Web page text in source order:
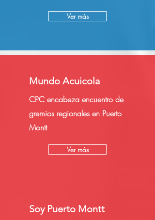
Ver más
Mundo Acuicola
CPC encabeza encuentro de
gremios regionales en Puerto
Montt
Ver más
Soy Puerto Montt